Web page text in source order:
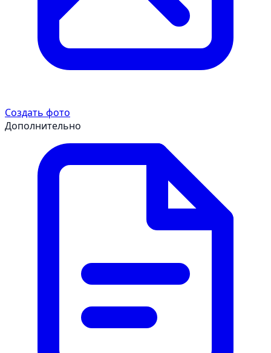
Создать фото
Дополнительно